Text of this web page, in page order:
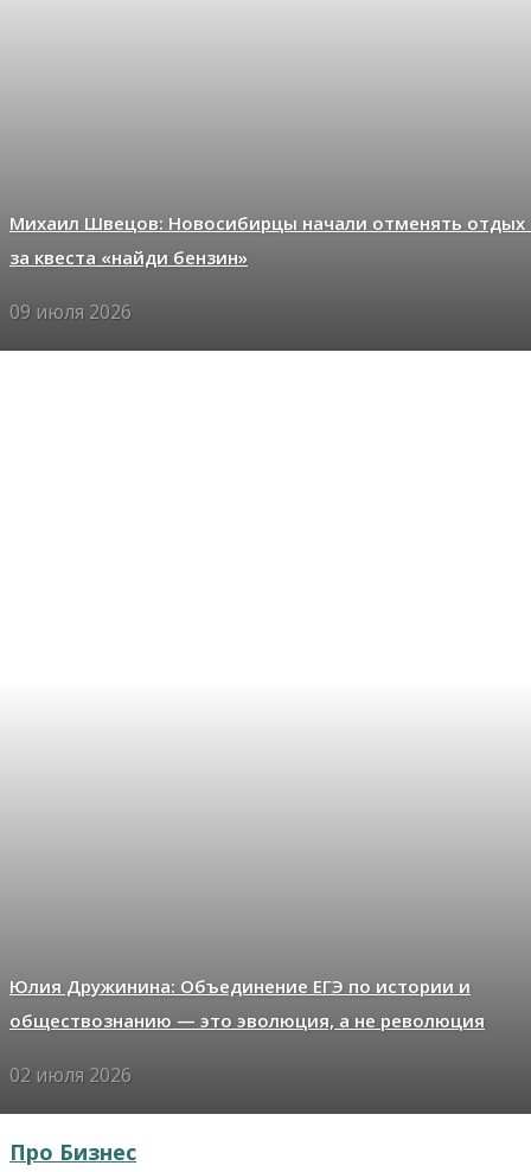
Михаил Швецов: Новосибирцы начали отменять отдых
за квеста «найди бензин»
09 июля 2026
Юлия Дружинина: Объединение ЕГЭ по истории и
обществознанию — это эволюция, а не революция
02 июля 2026
Про Бизнес